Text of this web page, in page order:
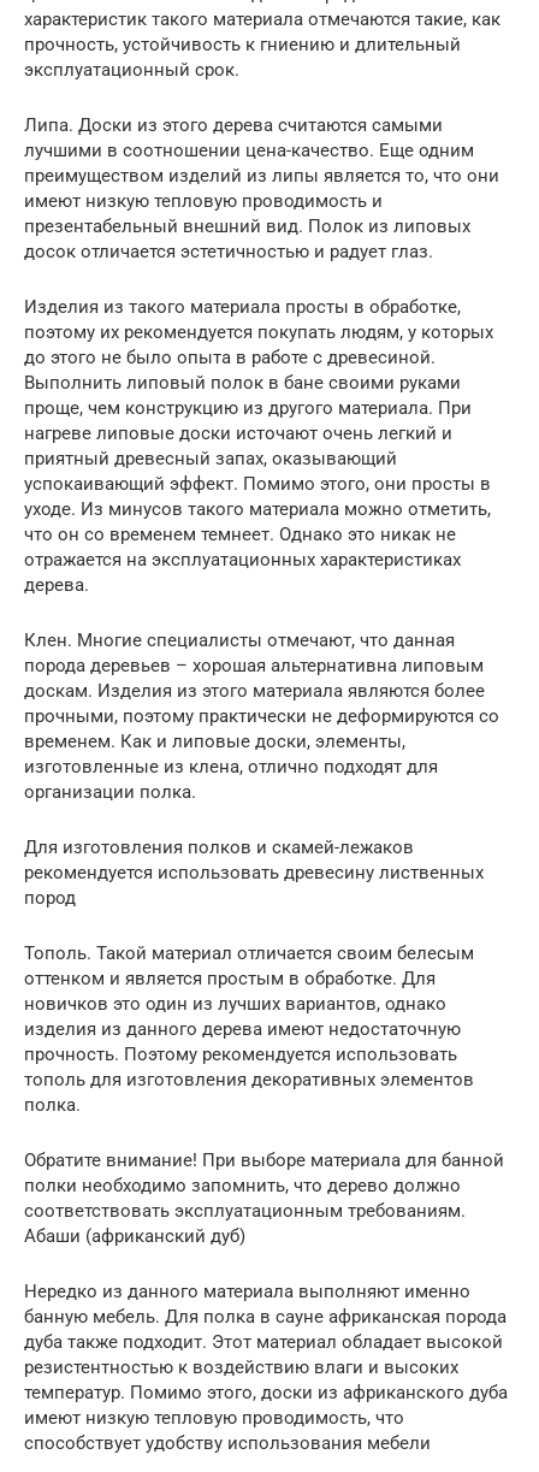
характеристик такого материала отмечаются такие, как
прочность, устойчивость к гниению и длительный
эксплуатационный срок.
Липа. Доски из этого дерева считаются самыми
лучшими в соотношении цена-качество. Еще одним
преимуществом изделий из липы является то, что они
имеют низкую тепловую проводимость и
презентабельный внешний вид. Полок из липовых
досок отличается эстетичностью и радует глаз.
Изделия из такого материала просты в обработке,
поэтому их рекомендуется покупать людям, у которых
до этого не было опыта в работе с древесиной.
Выполнить липовый полок в бане своими руками
проще, чем конструкцию из другого материала. При
нагреве липовые доски источают очень легкий и
приятный древесный запах, оказывающий
успокаивающий эффект. Помимо этого, они просты в
уходе. Из минусов такого материала можно отметить,
что он со временем темнеет. Однако это никак не
отражается на эксплуатационных характеристиках
дерева.
Клен. Многие специалисты отмечают, что данная
порода деревьев – хорошая альтернативна липовым
доскам. Изделия из этого материала являются более
прочными, поэтому практически не деформируются со
временем. Как и липовые доски, элементы,
изготовленные из клена, отлично подходят для
организации полка.
Для изготовления полков и скамей-лежаков
рекомендуется использовать древесину лиственных
пород
Тополь. Такой материал отличается своим белесым
оттенком и является простым в обработке. Для
новичков это один из лучших вариантов, однако
изделия из данного дерева имеют недостаточную
прочность. Поэтому рекомендуется использовать
тополь для изготовления декоративных элементов
полка.
Обратите внимание! При выборе материала для банной
полки необходимо запомнить, что дерево должно
соответствовать эксплуатационным требованиям.
Абаши (африканский дуб)
Нередко из данного материала выполняют именно
банную мебель. Для полка в сауне африканская порода
дуба также подходит. Этот материал обладает высокой
резистентностью к воздействию влаги и высоких
температур. Помимо этого, доски из африканского дуба
имеют низкую тепловую проводимость, что
способствует удобству использования мебели